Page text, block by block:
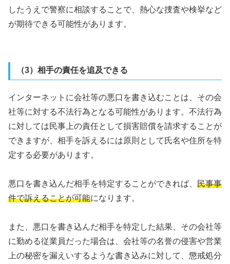
したうえで警察に相談することで、熱心な捜査や検挙など
が期待できる可能性があります。
（3）相手の責任を追及できる
インターネットに会社等の悪口を書き込むことは、その会
社等に対する不法行為となる可能性があります。不法行為
に対しては民事上の責任として損害賠償を請求することが
できますが、相手を訴えるには原則として氏名や住所を特
定する必要があります。
悪口を書き込んだ相手を特定することができれば、 民事事
件で訴えることが可能になります。
また、悪口を書き込んだ相手を特定した結果、その会社等
に勤める従業員だった場合は、会社等の名誉の侵害や営業
上の秘密を漏えいするような書き込みに対して、懲戒処分